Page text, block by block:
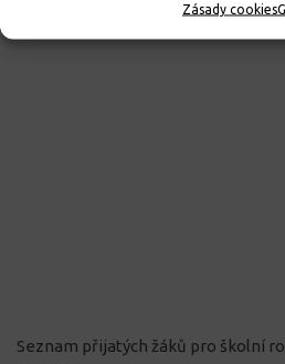
Zásady cookies
Seznam přijatých žáků pro školní